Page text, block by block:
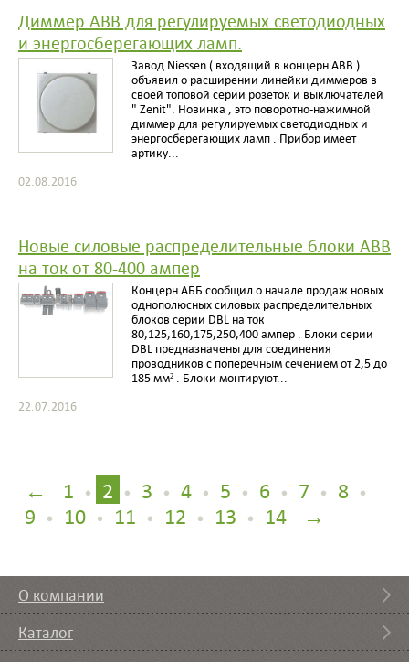
Диммер ABB для регулируемых светодиодных
и энергосберегающих ламп.
Завод Niessen ( входящий в концерн ABB )
объявил о расширении линейки диммеров в
своей топовой серии розеток и выключателей
" Zenit". Новинка , это поворотно-нажимной
диммер для регулируемых светодиодных и
энергосберегающих ламп . Прибор имеет
артику...
02.08.2016
Новые силовые распределительные блоки ABB
на ток от 80-400 ампер
Концерн АББ сообщил о начале продаж новых
однополюсных силовых распределительных
блоков серии DBL на ток
80,125,160,175,250,400 ампер . Блоки серии
DBL предназначены для соединения
проводников с поперечным сечением от 2,5 до
185 мм² . Блоки монтируют...
22.07.2016
← 1 • 2 • 3 • 4 • 5 • 6 • 7 • 8 •
9 • 10 • 11 • 12 • 13 • 14 →
О компании
Каталог